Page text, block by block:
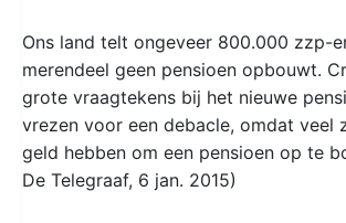
Ons land telt ongeveer 800.000 zzp-
merendeel geen pensioen opbouwt.
grote vraagtekens bij het nieuwe
vrezen voor een debacle, omdat veel
geld hebben om een pensioen op te
De Telegraaf, 6 jan. 2015)